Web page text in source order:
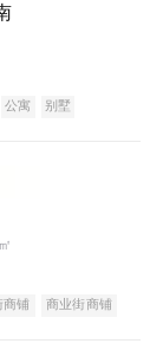
公寓
别墅
商铺
商业街商铺